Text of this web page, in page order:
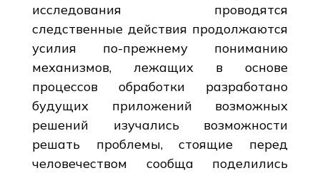
исследования проводятся
следственные действия продолжаются
усилия по-прежнему пониманию
механизмов, лежащих в основе
процессов обработки разработано
будущих приложений возможных
решений изучались возможности
решать проблемы, стоящие перед
человечеством сообща поделились